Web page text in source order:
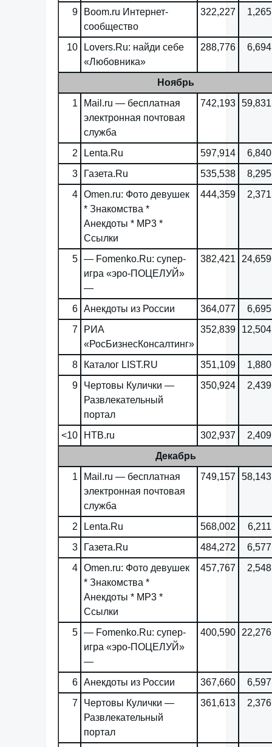
9
Boom.ru Интернет-
сообщество
322,227
10
Lovers.Ru: найди себе
«Любовника»
288,776
Ноябрь
1
Mail.ru — бесплатная
электронная почтовая
служба
742,193
2 Lenta.Ru 597,914
3
Газета.Ru 535,538
4 Omen.ru: Фото девушек
* Знакомства *
Анекдоты * MP3 *
Ссылки
444,359
5 — Fomenko.Ru: супер-
игра «эро-ПОЦЕЛУЙ»
—
382,421
6 Анекдоты из России 364,077
7
РИА
«РосБизнесКонсалтинг»
352,839
8 Каталог LIST.RU 351,109
9
Чертовы Кулички —
Развлекательный
портал
350,924
<10 НТВ.ru 302,937
Декабрь
1
Mail.ru — бесплатная
электронная почтовая
служба
749,157
2 Lenta.Ru 568,002
3
Газета.Ru 484,272
4 Omen.ru: Фото девушек
* Знакомства *
Анекдоты * MP3 *
Ссылки
457,767
5 — Fomenko.Ru: супер-
игра «эро-ПОЦЕЛУЙ»
—
400,590
6 Анекдоты из России 367,660
7
Чертовы Кулички —
Развлекательный
портал
361,613